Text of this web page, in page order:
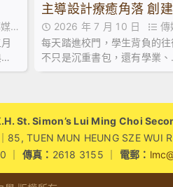
程
主導設計療癒角落 創建
園心靈綠洲
2026 年 7 月 10 日
問
每天踏進校門，學生背負的往
不只是沉重書包，還有學業、
際、家庭關係帶來的無形壓
St. Simon’s Lui Ming Choi
85, TUEN MUN HEUNG SZE WUI
｜ 傳真： 2618 3155 ｜ 電郵：